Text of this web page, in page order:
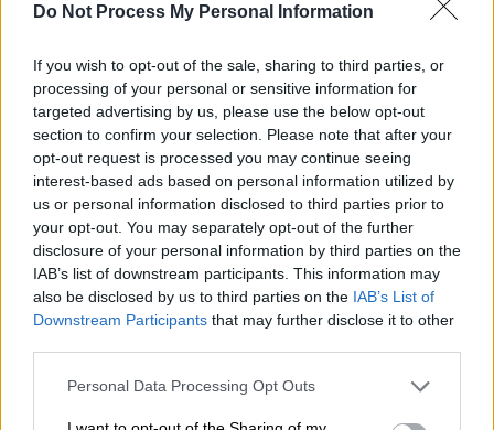
Do Not Process My Personal Information
If you wish to opt-out of the sale, sharing to third parties, or
processing of your personal or sensitive information for
targeted advertising by us, please use the below opt-out
section to confirm your selection. Please note that after your
opt-out request is processed you may continue seeing
interest-based ads based on personal information utilized by
us or personal information disclosed to third parties prior to
your opt-out. You may separately opt-out of the further
disclosure of your personal information by third parties on the
IAB’s list of downstream participants. This information may
also be disclosed by us to third parties on the IAB’s List of
Downstream Participants that may further disclose it to other
Please note that this website/app uses one or more Google
Personal Data Processing Opt Outs
ΔΙΑΒΑΣΤΕ ΕΠΙΣΗΣ
Ελλάδα|06.07.2026 22:51
«Δώσε 40 ευρώ μη σου δώσω
κλωτσιές»: Οργή με τον οδηγό ταξί
που απειλεί 17χρονους για διπλό
κόμιστρο
Σήμερα, Τρίτη, στη χώρα μας θα κυριαρχήσει
η ηλιοφάνεια, ενώ μπορεί τα μελτέμια να
επιμένουν, ωστόσο η έντασή τους
περιορίζεται προς το κεντρικό, ανατολικό